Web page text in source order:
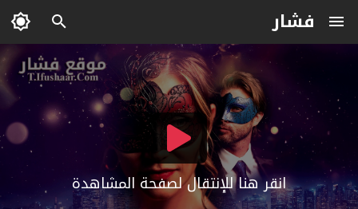
فشار
انقر هنا للإنتقال لصفحة المشاهدة